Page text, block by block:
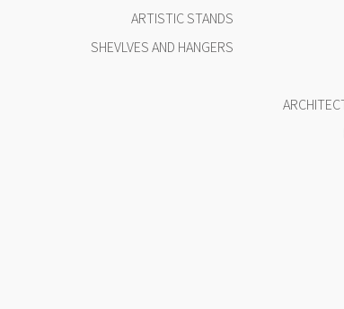
ARTISTIC STANDS
SHEVLVES AND HANGERS